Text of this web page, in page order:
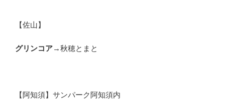
【佐山】
グリンコア→秋穂とまと
【阿知須】サンパーク阿知須内